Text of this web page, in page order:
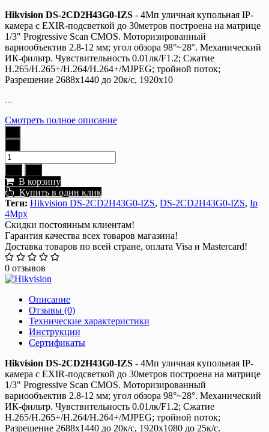
Hikvision DS-2CD2H43G0-IZS - 4Мп уличная купольная IP-
камера с EXIR-подсветкой до 30метров построена на матрице
1/3" Progressive Scan CMOS. Моторизированный
вариообъектив 2.8-12 мм; угол обзора 98°~28°. Механический
ИК-фильтр. Чувствительность 0.01лк/F1.2; Сжатие
H.265/H.265+/H.264/H.264+/MJPEG; тройной поток;
Разрешение 2688x1440 до 20к/с, 1920x10
...
Смотреть полное описание
В корзину
Купить в один клик
Теги: Hikvision DS-2CD2H43G0-IZS, DS-2CD2H43G0-IZS, Ip
4Mpx
Скидки постоянным клиентам!
Гарантия качества всех товаров магазина!
Доставка товаров по всей стране, оплата Visa и Mastercard!
0 отзывов
Описание
Отзывы (0)
Технические характеристики
Инструкции
Сертификаты
Hikvision DS-2CD2H43G0-IZS - 4Мп уличная купольная IP-
камера с EXIR-подсветкой до 30метров построена на матрице
1/3" Progressive Scan CMOS. Моторизированный
вариообъектив 2.8-12 мм; угол обзора 98°~28°. Механический
ИК-фильтр. Чувствительность 0.01лк/F1.2; Сжатие
H.265/H.265+/H.264/H.264+/MJPEG; тройной поток;
Разрешение 2688x1440 до 20к/с, 1920x1080 до 25к/с.